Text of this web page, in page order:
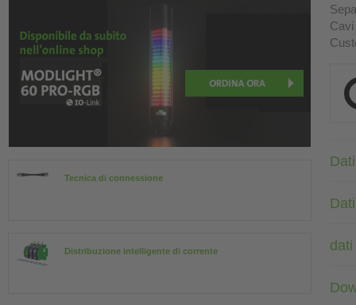
Tecnica di connessione
Distribuzione intelligente di corrente